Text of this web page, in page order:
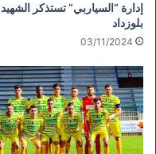
إدارة “السياربي” تستذكر الشهيد
بلوزداد
03/11/2024